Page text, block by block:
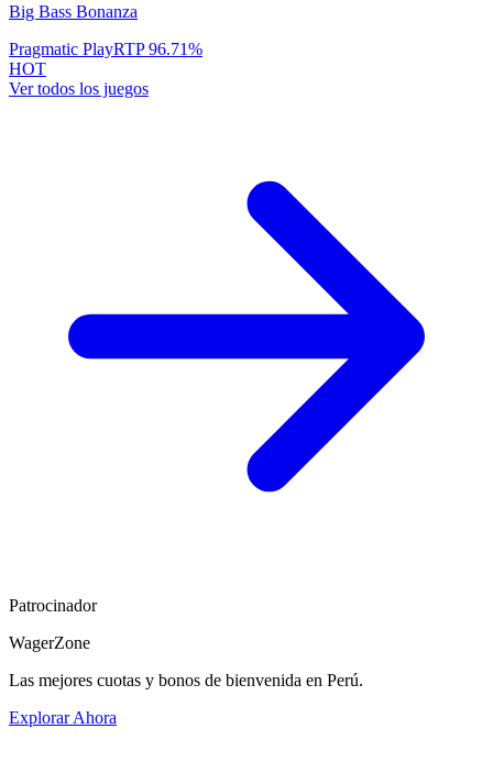
Big Bass Bonanza
Pragmatic PlayRTP96.71%
HOT
Ver todos los juegos
Patrocinador
WagerZone
Las mejores cuotas y bonos de bienvenida en Perú.
Explorar Ahora